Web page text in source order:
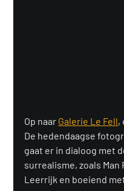
Op naar Galerie Le Fell,
De hedendaagse
gaat er in dialoog met
surrealisme, zoals Man
Leerrijk en boeiend